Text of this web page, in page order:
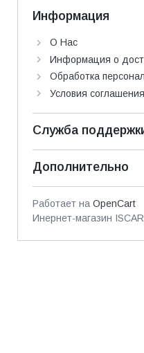
Информация
О Нас
Информация о
Обработка
Условия соглашения
Служба
Дополнительно
Работает на OpenCart
Инернет-магазин